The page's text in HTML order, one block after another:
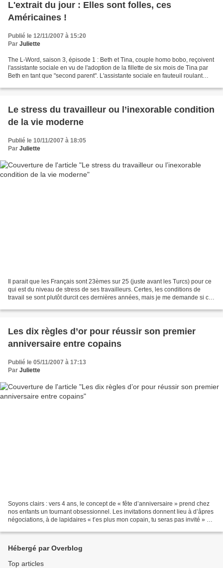
L'extrait du jour : Elles sont folles, ces
Américaines !
Publié le 12/11/2007 à 15:20
Par Juliette
The L-Word, saison 3, épisode 1 : Beth et Tina, couple homo bobo, reçoivent
l'assistante sociale en vu de l'adoption de la fillette de six mois de Tina par
Beth en tant que "second parent". L'assistante sociale en fauteuil roulant
Le stress du travailleur ou l’inexorable condition
de la vie moderne
Publié le 10/11/2007 à 18:05
Par Juliette
Il parait que les Français sont 23èmes sur 25 (juste avant les Turcs) pour ce
qui est du niveau de stress de ses travailleurs. Certes, les conditions de
travail se sont plutôt durcit ces dernières années, mais je me demande si ce
Les dix règles d’or pour réussir son premier
anniversaire entre copains
Publié le 05/11/2007 à 17:13
Par Juliette
Soyons clairs : vers 4 ans, le concept de « fête d’anniversaire » prend chez
nos enfants un tournant obsessionnel. Les invitations donnent lieu à d’âpres
négociations, à de lapidaires « t’es plus mon copain, tu seras pas invité » et
Hébergé par Overblog
Top articles